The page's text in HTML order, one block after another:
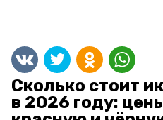
Сколько стоит
в 2026 году: